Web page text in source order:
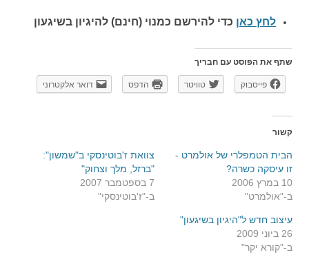
לחץ כאן כדי להירשם כמנוי (חינם) להיגיון בשיגעון
שתף את הפוסט עם חבריך
פייסבוק טוויטר הדפס דואר אלקטרוני
קשור
הבית הטמפלרי של אולמרט -
זו עיסקה כשרה?
10 במרץ 2006
ב-"אולמרט"
צוואת ז'בוטינסקי ב"שמשון":
"ברזל, מלך וצחוק"
7 בספטמבר 2007
ב-"ז'בוטינסקי"
עיצוב חדש ל"היגיון בשיגעון"
26 ביוני 2009
ב-"קורא יקר"